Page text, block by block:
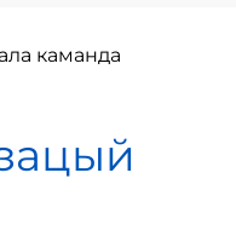
каманда